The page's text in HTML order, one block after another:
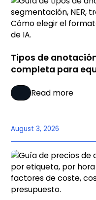
Tipos de
completa para
Read more
August 3, 2026